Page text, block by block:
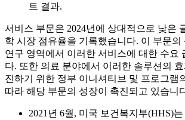
트 결과.
서비스 부문은 2024년에 상대적으로 낮은
학 시장 점유율을 기록했습니다. 이 부문의
연구 영역에서 이러한 서비스에 대한 수요
다. 또한 의료 분야에서 이러한 솔루션의
진하기 위한 정부 이니셔티브 및 프로그램
따라 해당 부문의 성장이 촉진되고 있습니
2021년 6월, 미국 보건복지부(HHS)